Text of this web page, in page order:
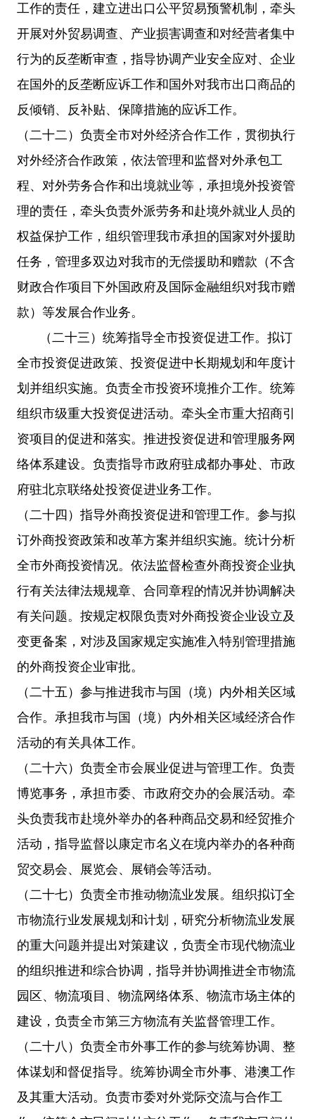
工作的责任，建立进出口公平贸易预警机制，牵头
开展对外贸易调查、产业损害调查和对经营者集中
行为的反垄断审查，指导协调产业安全应对、企业
在国外的反垄断应诉工作和国外对我市出口商品的
反倾销、反补贴、保障措施的应诉工作。
（二十二）负责全市对外经济合作工作，贯彻执行
对外经济合作政策，依法管理和监督对外承包工
程、对外劳务合作和出境就业等，承担境外投资管
理的责任，牵头负责外派劳务和赴境外就业人员的
权益保护工作，组织管理我市承担的国家对外援助
任务，管理多双边对我市的无偿援助和赠款（不含
财政合作项目下外国政府及国际金融组织对我市赠
款）等发展合作业务。
（二十三）统筹指导全市投资促进工作。拟订
全市投资促进政策、投资促进中长期规划和年度计
划并组织实施。负责全市投资环境推介工作。统筹
组织市级重大投资促进活动。牵头全市重大招商引
资项目的促进和落实。推进投资促进和管理服务网
络体系建设。负责指导市政府驻成都办事处、市政
府驻北京联络处投资促进业务工作。
（二十四）指导外商投资促进和管理工作。参与拟
订外商投资政策和改革方案并组织实施。统计分析
全市外商投资情况。依法监督检查外商投资企业执
行有关法律法规规章、合同章程的情况并协调解决
有关问题。按规定权限负责对外商投资企业设立及
变更备案，对涉及国家规定实施准入特别管理措施
的外商投资企业审批。
（二十五）参与推进我市与国（境）内外相关区域
合作。承担我市与国（境）内外相关区域经济合作
活动的有关具体工作。
（二十六）负责全市会展业促进与管理工作。负责
博览事务，承担市委、市政府交办的会展活动。牵
头负责我市赴境外举办的各种商品交易和经贸推介
活动，指导监督以康定市名义在境内举办的各种商
贸交易会、展览会、展销会等活动。
（二十七）负责全市推动物流业发展。组织拟订全
市物流行业发展规划和计划，研究分析物流业发展
的重大问题并提出对策建议，负责全市现代物流业
的组织推进和综合协调，指导并协调推进全市物流
园区、物流项目、物流网络体系、物流市场主体的
建设，负责全市第三方物流有关监督管理工作。
（二十八）负责全市外事工作的参与统筹协调、整
体谋划和督促指导。统筹协调全市外事、港澳工作
及其重大活动。负责市委对外党际交流与合作工